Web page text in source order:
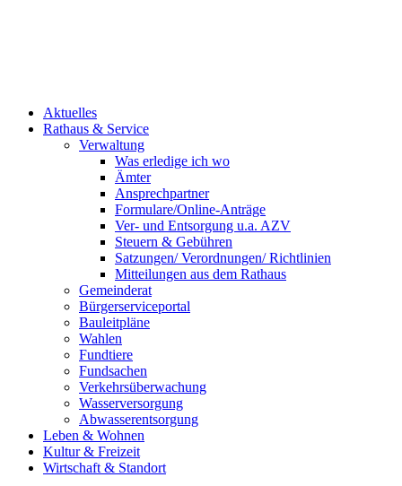
Aktuelles
Rathaus & Service
Verwaltung
Was erledige ich wo
Ämter
Ansprechpartner
Formulare/Online-Anträge
Ver- und Entsorgung u.a. AZV
Steuern & Gebühren
Satzungen/ Verordnungen/ Richtlinien
Mitteilungen aus dem Rathaus
Gemeinderat
Bürgerserviceportal
Bauleitpläne
Wahlen
Fundtiere
Fundsachen
Verkehrsüberwachung
Wasserversorgung
Abwasserentsorgung
Leben & Wohnen
Kultur & Freizeit
Wirtschaft & Standort